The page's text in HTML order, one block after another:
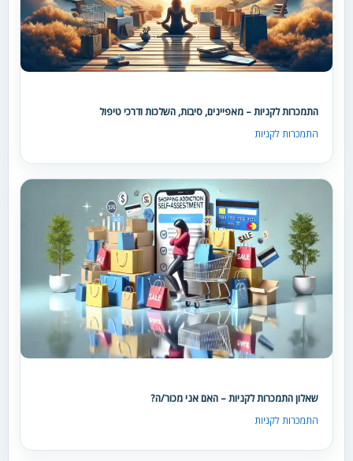
התמכרות לקניות – מאפיינים, סיבות, השלכות ודרכי טיפול
התמכרות לקניות
שאלון התמכרות לקניות – האם אני מכור/ה?
התמכרות לקניות